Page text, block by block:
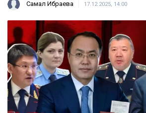
Самал Ибраева 17.12.2025, 14:00